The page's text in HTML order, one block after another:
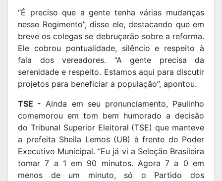
“É preciso que a gente tenha várias mudanças
nesse Regimento”, disse ele, destacando que em
breve os colegas se debruçarão sobre a reforma.
Ele cobrou pontualidade, silêncio e respeito à
fala dos vereadores. “A gente precisa da
serenidade e respeito. Estamos aqui para discutir
projetos para beneficiar a população”, apontou.
TSE - Ainda em seu pronunciamento, Paulinho
comemorou em tom bem humorado a decisão
do Tribunal Superior Eleitoral (TSE) que manteve
a prefeita Sheila Lemos (UB) à frente do Poder
Executivo Municipal. “Eu já vi a Seleção Brasileira
tomar 7 a 1 em 90 minutos. Agora 7 a 0 em
menos de um minuto, só o Partido dos